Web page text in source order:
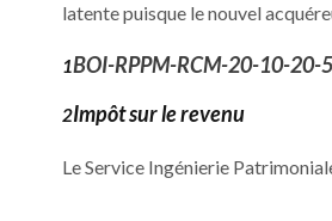
latente puisque le nouvel
1BOI-RPPM-RCM-20-10-20-
2Impôt sur le revenu
Le Service Ingénierie